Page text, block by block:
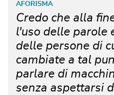
Credo che alla
l'uso delle parole
delle persone di
cambiate a tal
parlare di
senza aspettarsi
AFORISMA